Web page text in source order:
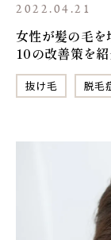
2022.04.21
女性が髪の毛を
10の改善策を
抜け毛 脱毛